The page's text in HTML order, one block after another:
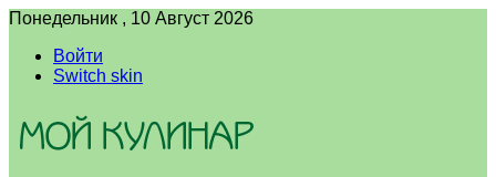
Понедельник , 10 Август 2026
Войти
Switch skin